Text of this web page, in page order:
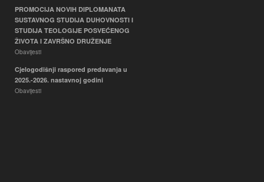
PROMOCIJA NOVIH DIPLOMANATA
SUSTAVNOG STUDIJA DUHOVNOSTI I
STUDIJA TEOLOGIJE POSVEĆENOG
ŽIVOTA I ZAVRŠNO DRUŽENJE
Obavijesti
Cjelogodišnji raspored predavanja u
2025.-2026. nastavnoj godini
Obavijesti